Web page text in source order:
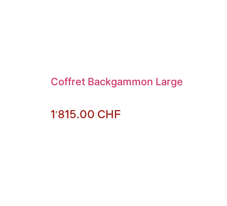
Coffret Backgammon Large
1′815.00 CHF